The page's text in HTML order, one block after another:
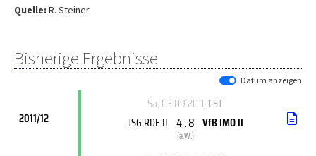
Quelle: R. Steiner
Bisherige Ergebnisse
Datum anzeigen
2011/12
Sa, 03.09.2011, 1.ST
JSG RDE II 4 : 8
(a.W.)
VfB IMO II